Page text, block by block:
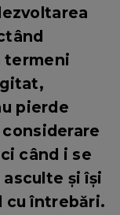
termeni
pierde
când i se
și își
cu întrebări.